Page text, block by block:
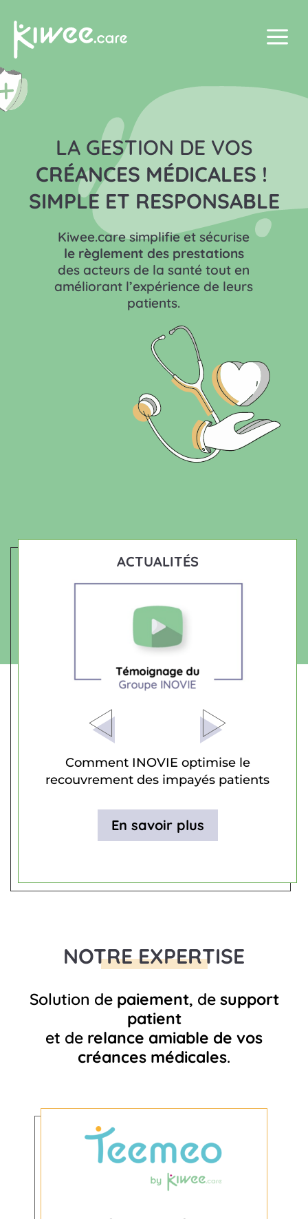
a
LA GESTION DE VOS
CRÉANCES MÉDICALES !
SIMPLE ET RESPONSABLE
Kiwee.care simplifie et sécurise
le règlement des prestations
des acteurs de la santé tout en
améliorant l’expérience de leurs
patients.
ACTUALITÉS
Comment INOVIE optimise le
recouvrement des impayés patients
En savoir plus
NOTRE EXPERTISE
Solution de paiement, de support
patient
et de relance amiable de vos
créances médicales.